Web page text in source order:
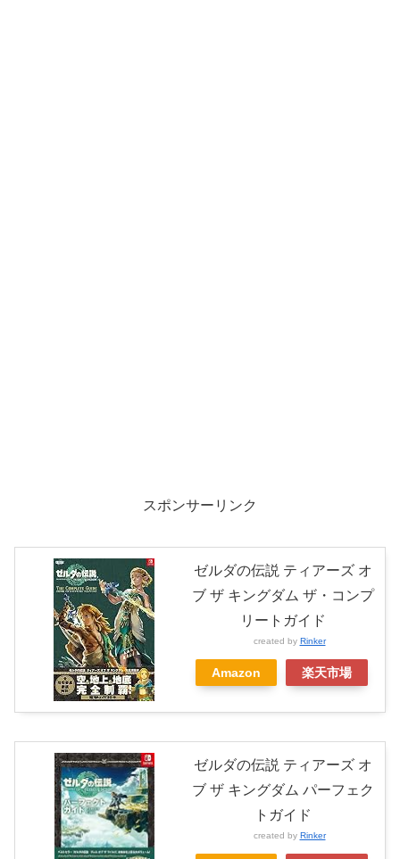
スポンサーリンク
ゼルダの伝説 ティアーズ オ
ブ ザ キングダム ザ・コンプ
リートガイド
created by Rinker
Amazon 楽天市場
ゼルダの伝説 ティアーズ オ
ブ ザ キングダム パーフェク
トガイド
created by Rinker